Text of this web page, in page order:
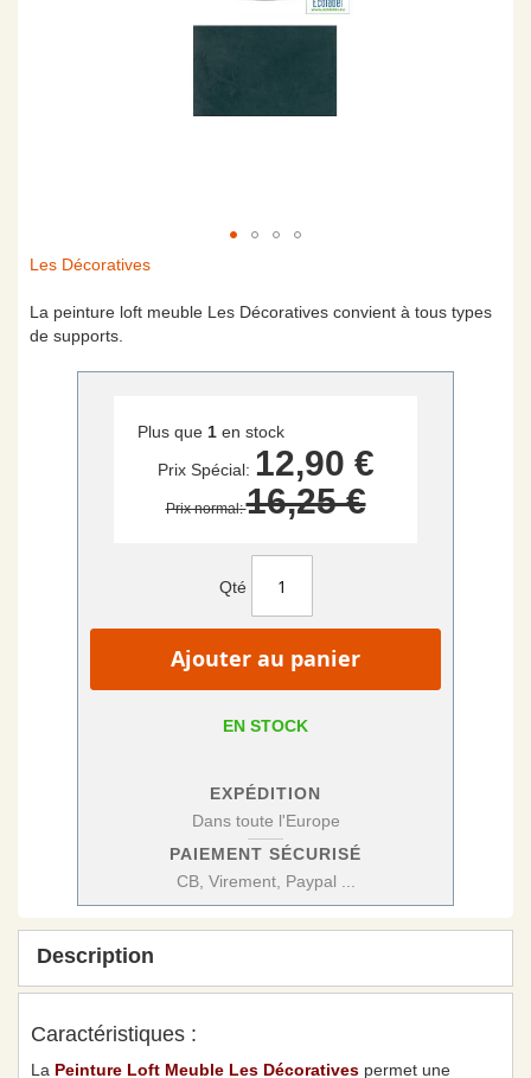
Les Décoratives
La peinture loft meuble Les Décoratives convient à tous types
de supports.
Plus que 1en stock
Prix Spécial
12,90 €
Prix normal 16,25 €
Qté
Ajouter au panier
EN STOCK
EXPÉDITION
Dans toute l'Europe
PAIEMENT SÉCURISÉ
CB, Virement, Paypal ...
Skip
the
beginning
Description
Caractéristiques :
La Peinture Loft Meuble Les Décoratives permet une